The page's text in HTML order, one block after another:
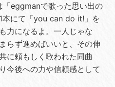
eggmanで歌った思い出の
本にて「you can do it!」を
力になるよ。一人じゃな
らず進めばいいと、その伸
に頼もしく歌われた同曲
今後への力や信頼感として